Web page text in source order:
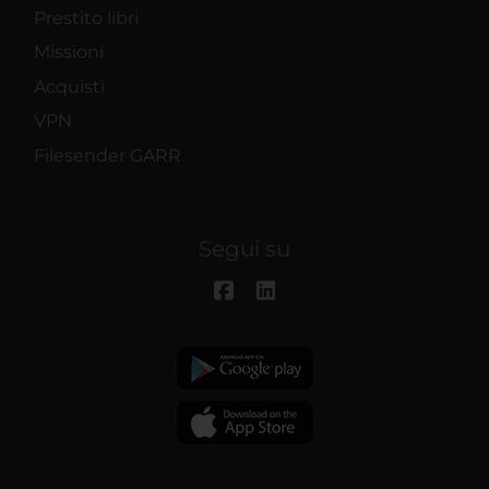
Prestito libri
Missioni
Acquisti
VPN
Filesender GARR
Segui su